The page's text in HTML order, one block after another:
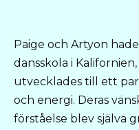
Paige och Artyon
dansskola i
utvecklades till ett
och energi. Deras
förståelse blev själva